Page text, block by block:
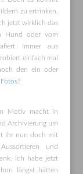
zu ertrinken.
jetzt wirklich das
Hund oder vom
immer aus
einfach mal
den ein oder
Motiv macht in
Archivierung um
ihr nun doch mit
und
Ich habe jetzt
längst hätten